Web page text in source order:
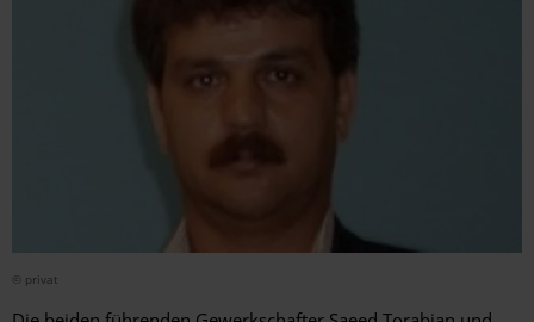
© privat